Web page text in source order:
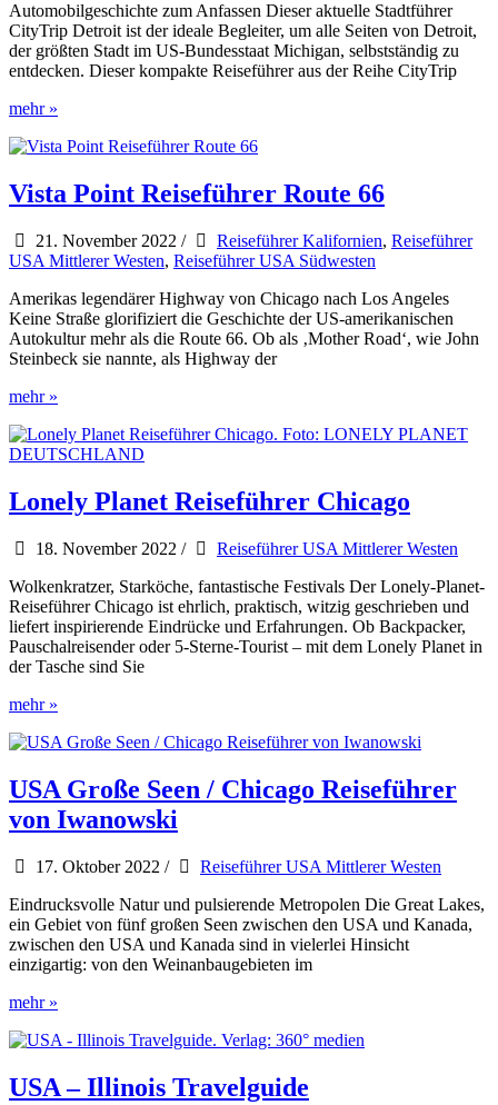
Automobilgeschichte zum Anfassen Dieser aktuelle Stadtführer
CityTrip Detroit ist der ideale Begleiter, um alle Seiten von Detroit,
der größten Stadt im US-Bundesstaat Michigan, selbstständig zu
entdecken. Dieser kompakte Reiseführer aus der Reihe CityTrip
Reiseführer
Detroit
Reise
Know-
mehr »
Vista Point Reiseführer Route 66
21. November 2022 / Reiseführer Kalifornien, Reiseführer
USA Mittlerer Westen, Reiseführer USA Südwesten
Amerikas legendärer Highway von Chicago nach Los Angeles
Keine Straße glorifiziert die Geschichte der US-amerikanischen
Autokultur mehr als die Route 66. Ob als ‚Mother Road‘, wie John
Steinbeck sie nannte, als Highway der
Vista
Reiseführer
Route
mehr »
Lonely Planet Reiseführer Chicago
18. November 2022 /
Reiseführer USA Mittlerer Westen
Wolkenkratzer, Starköche, fantastische Festivals Der Lonely-Planet-
Reiseführer Chicago ist ehrlich, praktisch, witzig geschrieben und
liefert inspirierende Eindrücke und Erfahrungen. Ob Backpacker,
Pauschalreisender oder 5-Sterne-Tourist – mit dem Lonely Planet in
der Tasche sind Sie
Lonely
Reiseführer
mehr »
USA Große Seen / Chicago Reiseführer
von Iwanowski
17. Oktober 2022 /
Reiseführer USA Mittlerer Westen
Eindrucksvolle Natur und pulsierende Metropolen Die Great Lakes,
ein Gebiet von fünf großen Seen zwischen den USA und Kanada,
zwischen den USA und Kanada sind in vielerlei Hinsicht
einzigartig: von den Weinanbaugebieten im
USA
Seen
Chicago
Reiseführer
mehr »
USA – Illinois Travelguide